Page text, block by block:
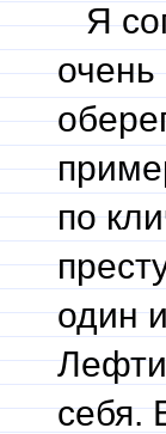
Я
по
один
себя.